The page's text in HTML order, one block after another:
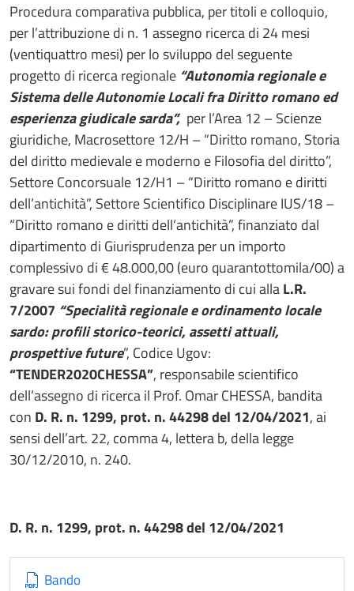
Procedura comparativa pubblica, per titoli e colloquio,
per l’attribuzione di n. 1 assegno ricerca di 24 mesi
(ventiquattro mesi) per lo sviluppo del seguente
progetto di ricerca regionale “Autonomia regionale e
Sistema delle Autonomie Locali fra Diritto romano ed
esperienza giudicale sarda”, per l’Area 12 – Scienze
giuridiche, Macrosettore 12/H – “Diritto romano, Storia
del diritto medievale e moderno e Filosofia del diritto”,
Settore Concorsuale 12/H1 – “Diritto romano e diritti
dell’antichità”, Settore Scientifico Disciplinare IUS/18 –
“Diritto romano e diritti dell’antichità”, finanziato dal
dipartimento di Giurisprudenza per un importo
complessivo di € 48.000,00 (euro quarantottomila/00) a
gravare sui fondi del finanziamento di cui allaL.R.
7/2007 “Specialità regionale e ordinamento locale
sardo: profili storico-teorici, assetti attuali,
prospettive future”, Codice Ugov:
“TENDER2020CHESSA”, responsabile scientifico
dell’assegno di ricerca il Prof. Omar CHESSA, bandita
con D. R. n. 1299, prot. n. 44298 del 12/04/2021, ai
sensi dell’art. 22, comma 4, lettera b, della legge
30/12/2010, n. 240.
D. R. n. 1299, prot. n. 44298 del 12/04/2021
Bando